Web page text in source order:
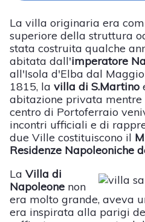
La villa originaria era
superiore della struttura
stata costruita qualche
abitata dall'imperatore
all'Isola d'Elba dal
1815, la villa di S.Martino
abitazione privata mentre
centro di Portoferraio
incontri ufficiali e di
due Ville costituiscono il
Residenze Napoleoniche
La Villa di
Napoleone non
era molto grande, aveva
era inspirata alla parigi